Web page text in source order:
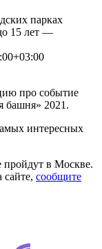
парках
15 лет —
про событие
башня» 2021.
интересных
пройдут в Москве.
сайте, сообщите